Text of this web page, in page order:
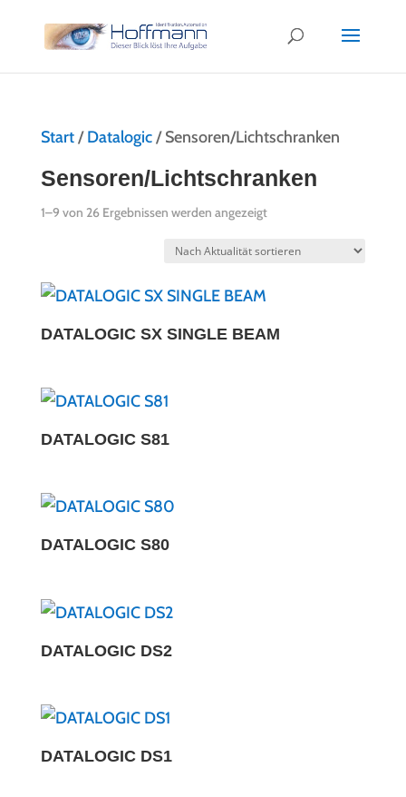
Start/Datalogic/ Sensoren/Lichtschranken
Sensoren/Lichtschranken
1–9 von 26 Ergebnissen werden angezeigtNach
DATALOGIC SX SINGLE BEAM
DATALOGIC S81
DATALOGIC S80
DATALOGIC DS2
DATALOGIC DS1